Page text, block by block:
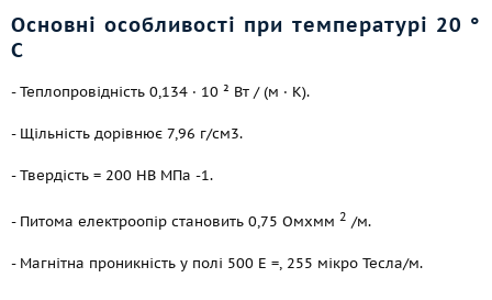
Основні особливості при температурі 20 °
С
- Теплопровідність 0,134 · 10 ² Вт / (м · К).
- Щільність дорівнює 7,96 г/см3.
- Твердість = 200 НВ МПа -1.
- Питома електроопір становить 0,75 Омxмм 2 /м.
- Магнітна проникність у полі 500 Е =, 255 мікро Тесла/м.